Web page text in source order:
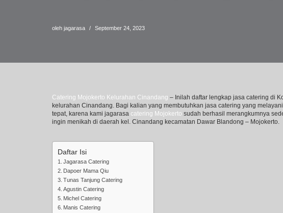
oleh jagarasa September 24, 2023
Catering Mojokerto Kelurahan Cinandang – Inilah daftar lengkap jasa catering di
kelurahan Cinandang. Bagi kalian yang membutuhkan jasa catering yang
tepat, karena kami jagarasa catering Mojokerto sudah berhasil merangkumnya
ingin menikah di daerah kel. Cinandang kecamatan Dawar Blandong – Mojokerto.
Daftar Isi
Jagarasa Catering
Dapoer Mama Qiu
Tunas Tanjung Catering
Agustin Catering
Michel Catering
Manis Catering